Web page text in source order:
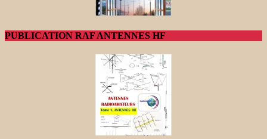
PUBLICATION RAF ANTENNES HF